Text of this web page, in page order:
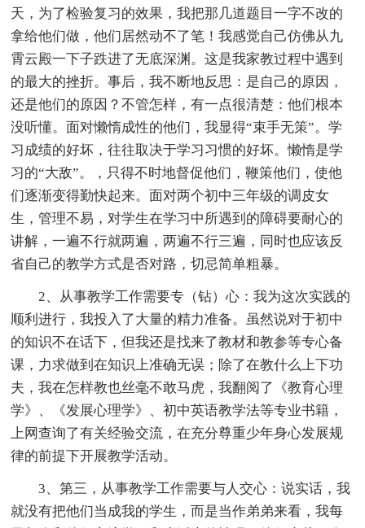
天，为了检验复习的效果，我把那几道题目一字不改的
拿给他们做，他们居然动不了笔！我感觉自己仿佛从九
霄云殿一下子跌进了无底深渊。这是我家教过程中遇到
的最大的挫折。事后，我不断地反思：是自己的原因，
还是他们的原因？不管怎样，有一点很清楚：他们根本
没听懂。面对懒惰成性的他们，我显得“束手无策”。学
习成绩的好坏，往往取决于学习习惯的好坏。懒惰是学
习的“大敌”。，只得不时地督促他们，鞭策他们，使他
们逐渐变得勤快起来。面对两个初中三年级的调皮女
生，管理不易，对学生在学习中所遇到的障碍要耐心的
讲解，一遍不行就两遍，两遍不行三遍，同时也应该反
省自己的教学方式是否对路，切忌简单粗暴。
2、从事教学工作需要专（钻）心：我为这次实践的
顺利进行，我投入了大量的精力准备。虽然说对于初中
的知识不在话下，但我还是找来了教材和教参等专心备
课，力求做到在知识上准确无误；除了在教什么上下功
夫，我在怎样教也丝毫不敢马虎，我翻阅了《教育心理
学》、《发展心理学》、初中英语教学法等专业书籍，
上网查询了有关经验交流，在充分尊重少年身心发展规
律的前提下开展教学活动。
3、第三，从事教学工作需要与人交心：说实话，我
就没有把他们当成我的学生，而是当作弟弟来看，我每